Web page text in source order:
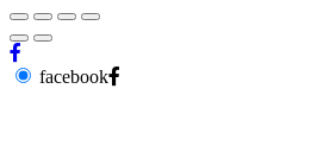
facebook